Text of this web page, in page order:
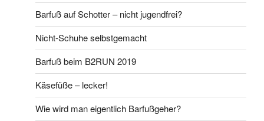
Barfuß auf Schotter – nicht jugendfrei?
Nicht-Schuhe selbstgemacht
Barfuß beim B2RUN 2019
Käsefüße – lecker!
Wie wird man eigentlich Barfußgeher?